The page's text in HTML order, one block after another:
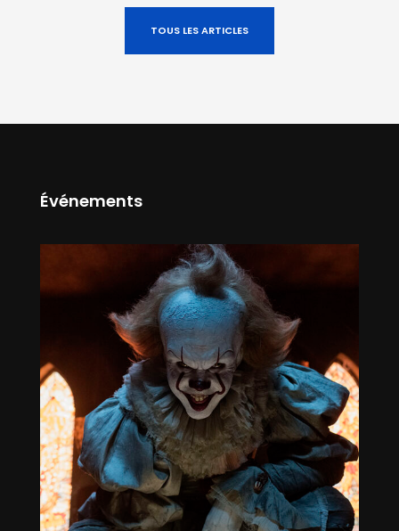
TOUS LES ARTICLES
Événements